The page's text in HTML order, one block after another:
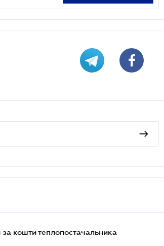
кошти теплопостачальника